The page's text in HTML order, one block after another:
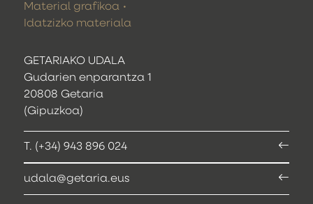
GETARIAKO UDALA
Gudarien enparantza 1
20808 Getaria
(Gipuzkoa)
T. (+34) 943 896 024
udala@getaria.eus
Material grafikoa
Idatzizko materiala